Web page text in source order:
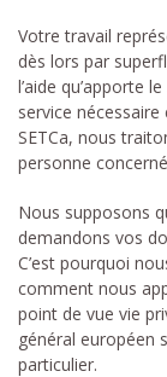
Votre travail
dès lors par
l’aide qu’apporte
service
SETCa, nous
personne
Nous supposons
demandons vos
C’est pourquoi
comment nous
point de vue vie
général européen
particulier.